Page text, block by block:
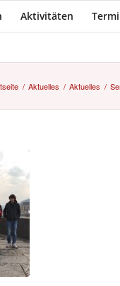
Aktivitäten
/ Aktuelles / Aktuelles /